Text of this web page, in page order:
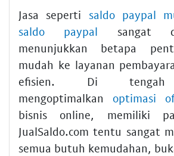
Jasa seperti saldo paypal
saldo paypal sangat
menunjukkan betapa
mudah ke layanan
efisien. Di tengah
mengoptimalkan optimasi
bisnis online, memiliki
JualSaldo.com tentu sangat
semua butuh kemudahan,